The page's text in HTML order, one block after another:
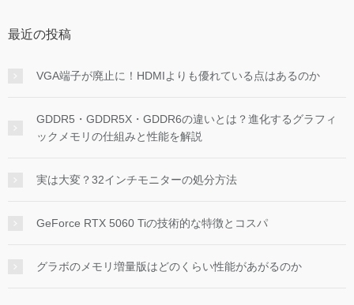
最近の投稿
VGA端子が廃止に！HDMIよりも優れている点はあるのか
GDDR5・GDDR5X・GDDR6の違いとは？進化するグラフィ
ックメモリの仕組みと性能を解説
実は大変？32インチモニターの処分方法
GeForce RTX 5060 Tiの技術的な特徴とコスパ
グラボのメモリ増量版はどのくらい性能があがるのか